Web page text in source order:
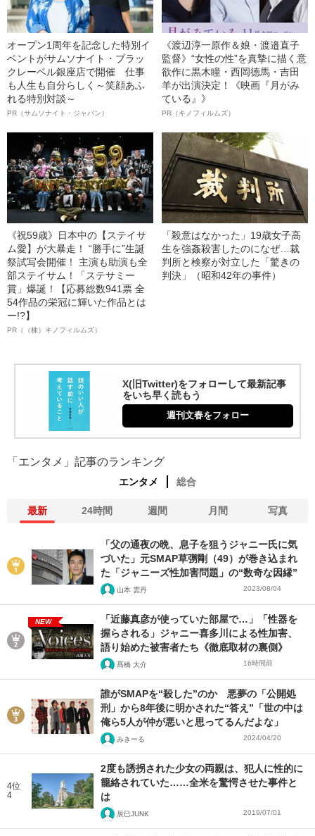
オープン1周年を記念した特別イ
ベントがサムソナイト・ブラッ
クレーベル銀座店で開催 仕事
も人生も自分らしく～笑顔あふ
れる特別対談～
PR（サムソナイト・ジャパン）
《渡辺淳一原作＆娘・渡邉直子
監督》“女性の性”を真摯に描く意
欲作に黒木瞳・西岡德馬・吉田
羊が出演決定！《映画『月がみ
ている』》
PR（キノフィルムズ）
《祝59歳》日本中の【ステイサ
ム愛】が大暴走！ “勝手に”生誕
祭試写会開催！ 主演も助演も全
部ステイサム！「ステサミー
賞」爆誕！【応募総数941票 全
54作品の栄冠に輝いた作品とは
ー!?】
PR（（株）キノフィルムズ）
「殺意はなかった」19歳女子高
生を強姦殺害したのになぜ…裁
判所と検察が対立した「驚きの
判決」（昭和42年の事件）
X(旧Twitter)をフォローして最新記事
をいち早く読もう
週刊文春をフォロー
「エンタメ」記事のランキング
エンタメ 総合
最新 24時間 週間 月間 写真
「父の通夜の晩、息子を狙うジャニー氏に気
づいた」元SMAP草彅剛（49）が巻き込まれ
た「ジャニーズ性加害問題」の“数奇な因縁”
山本 雲丹 2023/08/04
NEW
「近藤真彦が使っていた部屋で…」「性器を
握らされる」ジャニー喜多川による性加害、
語り始めた被害者たち《徹底取材の裏側》
髙橋 大介 16時間前
誰がSMAPを“殺した”のか 悪夢の「公開処
刑」から8年後に明かされた“答え”「世の中は
俺ら5人が仲が悪いと思ってるんだよな」
みきーる 2024/04/20
4位
4
2度も誘拐された少女の両親は、犯人に性的に
籠絡されていた……全米を驚愕させた事件と
は
辰巳JUNK 2019/07/01